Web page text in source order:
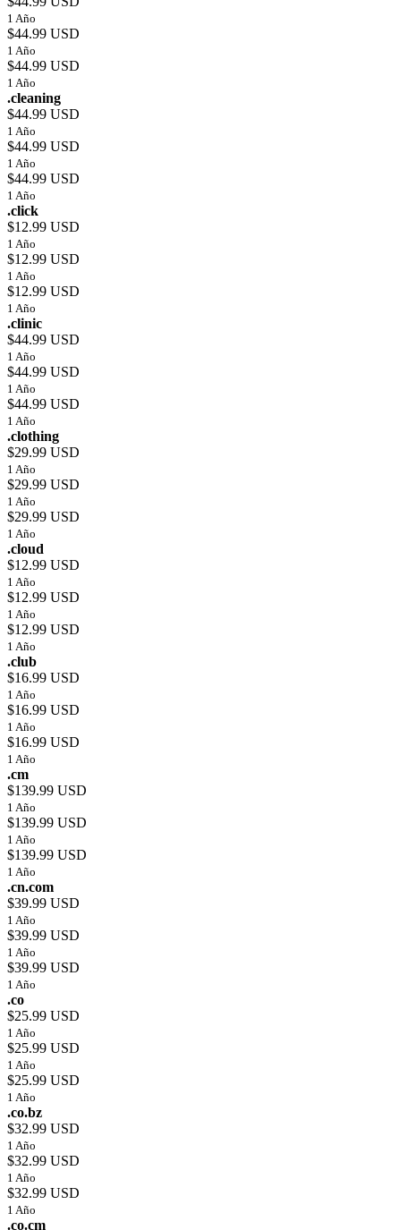
1 Año
$44.99 USD
1 Año
$44.99 USD
1 Año
.cleaning
$44.99 USD
1 Año
$44.99 USD
1 Año
$44.99 USD
1 Año
.click
$12.99 USD
1 Año
$12.99 USD
1 Año
$12.99 USD
1 Año
.clinic
$44.99 USD
1 Año
$44.99 USD
1 Año
$44.99 USD
1 Año
.clothing
$29.99 USD
1 Año
$29.99 USD
1 Año
$29.99 USD
1 Año
.cloud
$12.99 USD
1 Año
$12.99 USD
1 Año
$12.99 USD
1 Año
.club
$16.99 USD
1 Año
$16.99 USD
1 Año
$16.99 USD
1 Año
.cm
$139.99 USD
1 Año
$139.99 USD
1 Año
$139.99 USD
1 Año
.cn.com
$39.99 USD
1 Año
$39.99 USD
1 Año
$39.99 USD
1 Año
.co
$25.99 USD
1 Año
$25.99 USD
1 Año
$25.99 USD
1 Año
.co.bz
$32.99 USD
1 Año
$32.99 USD
1 Año
$32.99 USD
1 Año
.co.cm